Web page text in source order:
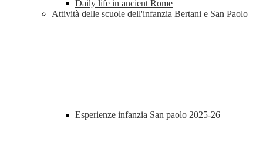
Daily life in ancient Rome
Attività delle scuole dell'infanzia Bertani e San Paolo
Esperienze infanzia San paolo 2025-26